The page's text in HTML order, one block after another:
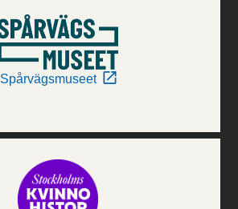
Spårvägsmuseet